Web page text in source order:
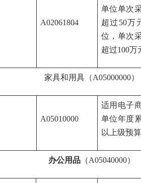
A02061804
单位单次
超过50万
位，单次
超过100万
家具和用具（A05000000）
A05010000
适用电子
单位年度
以上级预
办公用品（A05040000）